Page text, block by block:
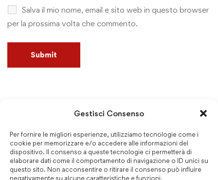
Gestisci Consenso
Per fornire le migliori esperienze, utilizziamo tecnologie come i
cookie per memorizzare e/o accedere alle informazioni del
dispositivo. Il consenso a queste tecnologie ci permetterà di
elaborare dati come il comportamento di navigazione o ID unici su
questo sito. Non acconsentire o ritirare il consenso può influire
negativamente su alcune caratteristiche e funzioni.
Salva il mio nome, email e sito web in questo browser
per la prossima volta che commento.